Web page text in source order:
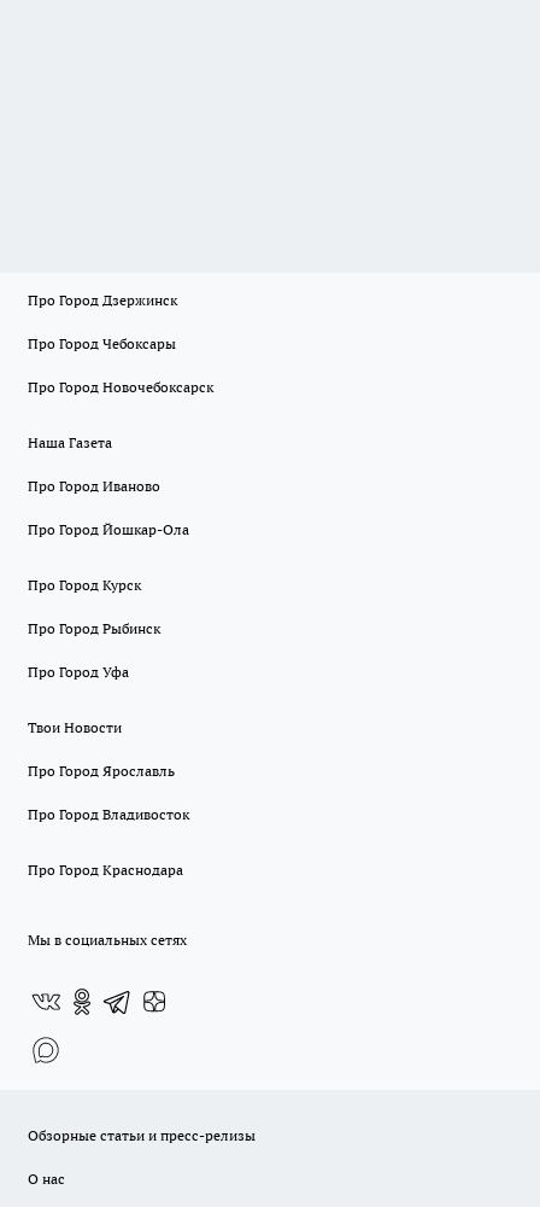
Про Город Дзержинск
Про Город Чебоксары
Про Город Новочебоксарск
Наша Газета
Про Город Иваново
Про Город Йошкар-Ола
Про Город Курск
Про Город Рыбинск
Про Город Уфа
Твои Новости
Про Город Ярославль
Про Город Владивосток
Про Город Краснодара
Мы в социальных сетях
Обзорные статьи и пресс-релизы
О нас